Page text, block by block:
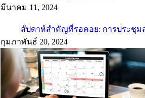
มีนาคม 11, 2024
สัปดาห์สำคัญที่รอคอย: การประชุม
กุมภาพันธ์ 20, 2024